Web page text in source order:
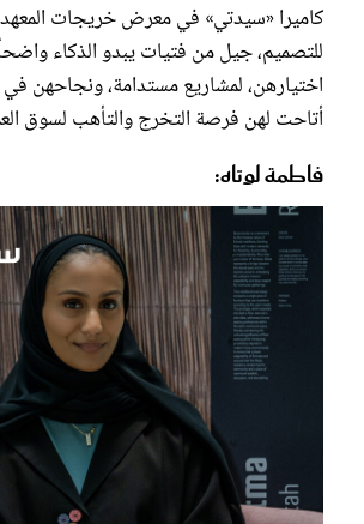
كاميرا «سيدتي» في معرض خريجات
للتصميم، جيل من فتيات يبدو الذكاء
اختيارهن، لمشاريع مستدامة، ونجاحهن في
أتاحت لهن فرصة التخرج والتأهب لسوق
فاطمة لوتاه: